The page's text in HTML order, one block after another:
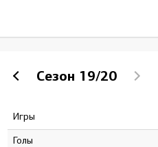
Сезон 19/20
Игры
Голы